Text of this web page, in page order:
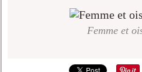
Femme et